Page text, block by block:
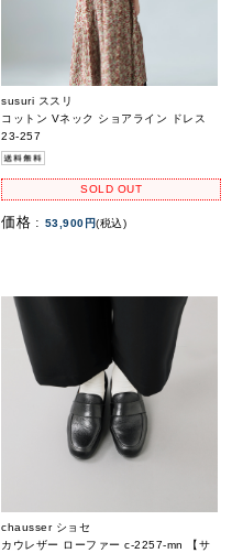
susuri ススリ
コットン Vネック ショアライン ドレス
23-257
SOLD OUT
価格 : 53,900円(税込)
chausser ショセ
カウレザー ローファー c-2257-mn 【サ